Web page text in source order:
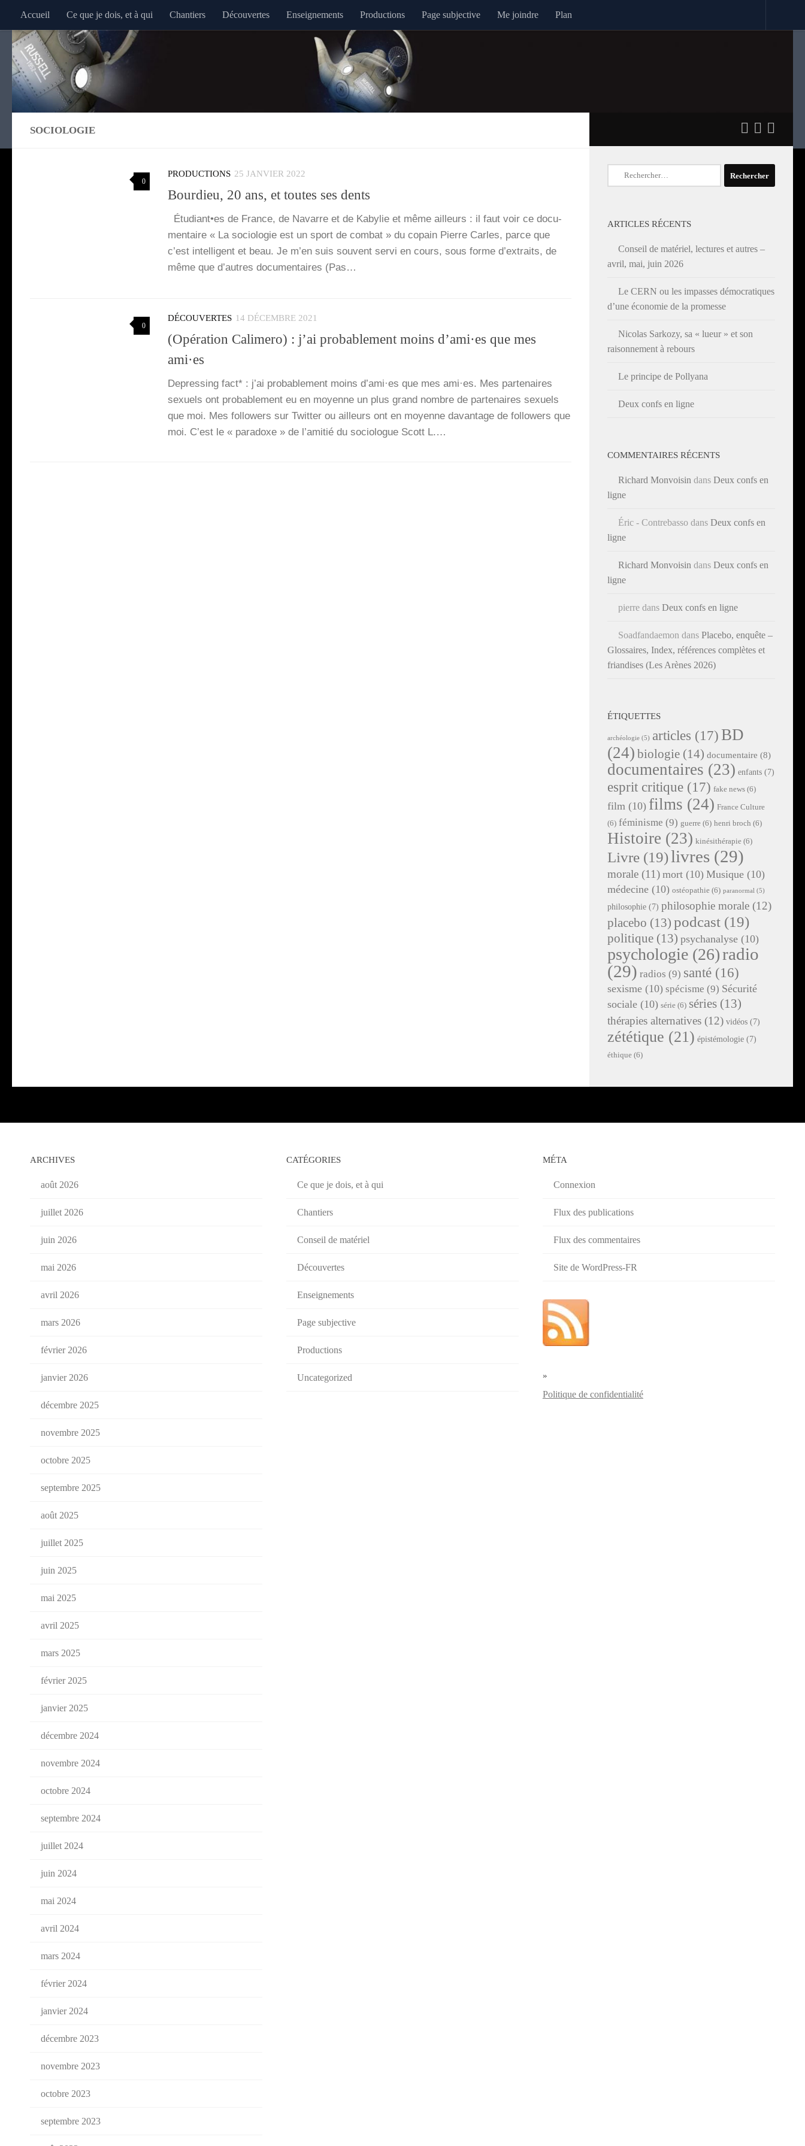
Au dessous du contenu
Accueil Ce que je dois, et à qui Chantiers Découvertes Enseignements Productions Page subjective Me joindre Plan
SOCIOLOGIE
0
PRODUCTIONS 25 JANVIER 2022
Bourdieu, 20 ans, et toutes ses dents
Étudiant•es de France, de Navarre et de Kaby­lie et même ailleurs : il faut voir ce docu­
men­taire « La socio­lo­gie est un sport de com­bat » du copain Pierre Carles, parce que
c’est intel­li­gent et beau. Je m’en suis sou­vent ser­vi en cours, sous forme d’ex­traits, de
même que d’autres docu­men­taires (Pas…
0
DÉCOUVERTES 14 DÉCEMBRE 2021
(Opération Calimero) : j’ai probablement moins d’ami·es que mes
ami·es
Depres­sing fact* : j’ai pro­ba­ble­ment moins d’ami·es que mes ami·es. Mes par­te­naires
sexuels ont pro­ba­ble­ment eu en moyenne un plus grand nombre de par­te­naires sexuels
que moi. Mes fol­lo­wers sur Twit­ter ou ailleurs ont en moyenne davan­tage de fol­lo­wers que
moi. C’est le « para­doxe » de l’a­mi­tié du socio­logue Scott L.…
Rechercher :
ARTICLES RÉCENTS
Conseil de matériel, lectures et autres –
avril, mai, juin 2026
Le CERN ou les impasses démocratiques
d’une économie de la promesse
Nicolas Sarkozy, sa « lueur » et son
raisonnement à rebours
Le principe de Pollyana
Deux confs en ligne
COMMENTAIRES RÉCENTS
Richard Monvoisin dans Deux confs en
ligne
Éric - Contrebasso dans Deux confs en
ligne
Richard Monvoisin dans Deux confs en
ligne
pierre dans Deux confs en ligne
Soadfandaemon dans Placebo, enquête –
Glossaires, Index, références complètes et
friandises (Les Arènes 2026)
ÉTIQUETTES
archéologie (5) articles (17) BD
(24) biologie (14) documentaire (8)
documentaires (23) enfants (7)
esprit critique (17) fake news (6)
film (10) films (24) France Culture
(6) féminisme (9) guerre (6) henri broch (6)
Histoire (23) kinésithérapie (6)
Livre (19)livres (29)
morale (11) mort (10) Musique (10)
médecine (10) ostéopathie (6) paranormal (5)
philosophie (7) philosophie morale (12)
placebo (13) podcast (19)
politique (13) psychanalyse (10)
psychologie (26)radio
(29) radios (9) santé (16)
sexisme (10) spécisme (9) Sécurité
sociale (10) série (6) séries (13)
thérapies alternatives (12) vidéos (7)
zététique (21) épistémologie (7)
éthique (6)
ARCHIVES
août 2026
juillet 2026
juin 2026
mai 2026
avril 2026
mars 2026
février 2026
janvier 2026
décembre 2025
novembre 2025
octobre 2025
septembre 2025
août 2025
juillet 2025
juin 2025
mai 2025
avril 2025
mars 2025
février 2025
janvier 2025
décembre 2024
novembre 2024
octobre 2024
septembre 2024
juillet 2024
juin 2024
mai 2024
avril 2024
mars 2024
février 2024
janvier 2024
décembre 2023
novembre 2023
octobre 2023
septembre 2023
CATÉGORIES
Ce que je dois, et à qui
Chantiers
Conseil de matériel
Découvertes
Enseignements
Page subjective
Productions
Uncategorized
MÉTA
Connexion
Flux des publications
Flux des commentaires
Site de WordPress-FR
»
Politique de confidentialité